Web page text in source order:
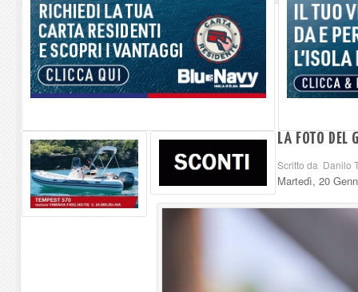
Il 9 e 11 agosto, due passeggiate alla scoperta di chiese, santi, antichi
Danilo Casali, marinaio decorato dell’Elba e la straordinaria traversata con
LA FOTO DEL
Scritto da Danilo
Martedì, 20